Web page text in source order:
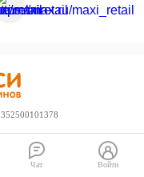
Чат Войти